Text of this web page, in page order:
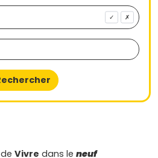
✓ ✗
Vivre dans le neuf